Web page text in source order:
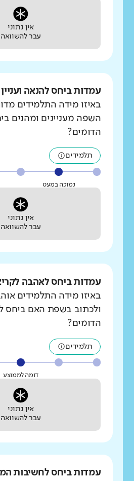
אין נתוני
עבר להשוואה
עמדות ביחס להנאה ועניין
באיזו מידה התלמידים
השפה מעניינים ומהנים
הדומים?
תלמידים
נמוכה במעט
אין נתוני
עבר להשוואה
עמדות ביחס לאהבה
באיזו מידה התלמידים
ולכתוב בשפת האם ביחס
הדומים?
תלמידים
דומה לממוצע
אין נתוני
עבר להשוואה
עמדות ביחס לחשיבות